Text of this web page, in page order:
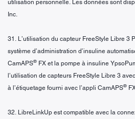
utilisation personnelle. Les données sont
Inc.
31. L’utilisation du capteur FreeStyle Libre 3
système d’administration d’insuline
CamAPS® FX et la pompe à insuline
l’utilisation de capteurs FreeStyle Libre 3
à l’étiquetage fourni avec l’appli CamAPS®
32. LibreLinkUp est compatible avec la